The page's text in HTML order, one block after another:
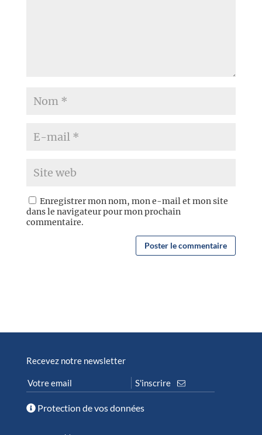
Enregistrer mon nom, mon e-mail et mon site
dans le navigateur pour mon prochain
commentaire.
Recevez notre newsletter
Protection de vos données